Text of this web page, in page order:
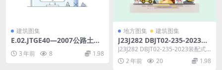
建筑图集
E.02.JTGE40—2007公路土工
3 年前 8 1.98
地方图集 建筑图集
J23J282 DBJT02-235-2023装
配式农村住房建筑构造(三)(螺
栓连接装配式夹芯保温混凝土
墙体).pdf
J23J282 DBJT02-235-2023装配式
农村住房建筑构造(三)(螺栓...
2 年前 20 1.98